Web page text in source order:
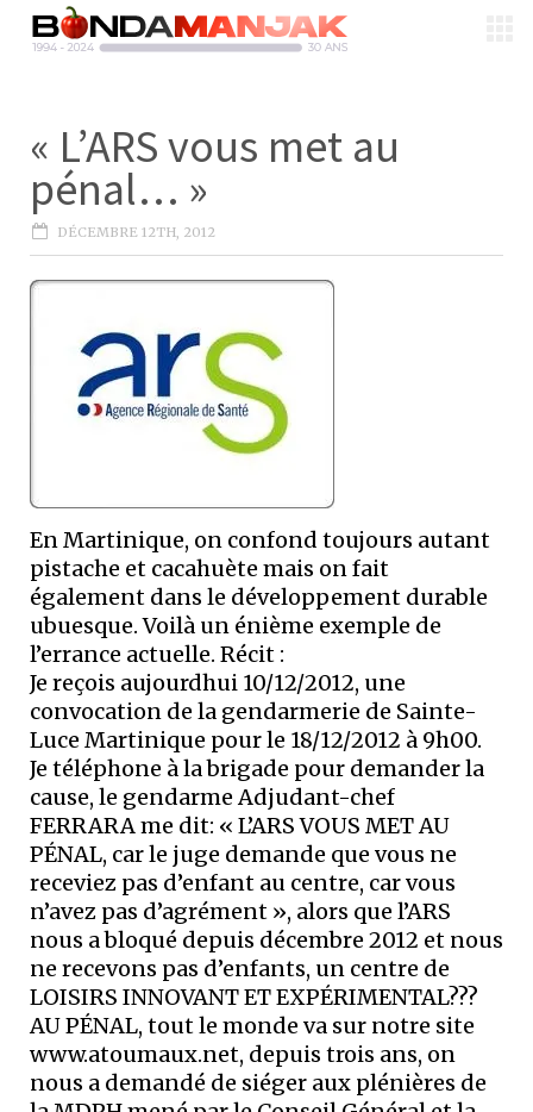
« L’ARS vous met au
pénal… »
DÉCEMBRE 12TH, 2012
En Martinique, on confond toujours autant
pistache et cacahuète mais on fait
également dans le développement durable
ubuesque. Voilà un énième exemple de
l’errance actuelle. Récit :
Je reçois aujourdhui 10/12/2012, une
convocation de la gendarmerie de Sainte-
Luce Martinique pour le 18/12/2012 à 9h00.
Je téléphone à la brigade pour demander la
cause, le gendarme Adjudant-chef
FERRARA me dit: « L’ARS VOUS MET AU
PÉNAL, car le juge demande que vous ne
receviez pas d’enfant au centre, car vous
n’avez pas d’agrément », alors que l’ARS
nous a bloqué depuis décembre 2012 et nous
ne recevons pas d’enfants, un centre de
LOISIRS INNOVANT ET EXPÉRIMENTAL???
AU PÉNAL, tout le monde va sur notre site
www.atoumaux.net, depuis trois ans, on
nous a demandé de siéger aux plénières de